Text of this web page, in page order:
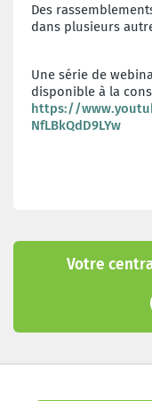
Des
dans plusieurs
Une série de
disponible à la
https://
NfLBkQdD9LYw
Votre